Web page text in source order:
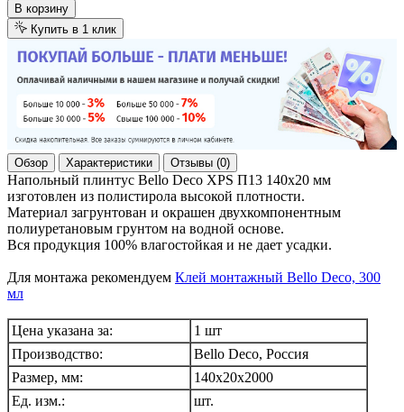
В корзину
Купить в 1 клик
Обзор Характеристики Отзывы (0)
Напольный плинтус Bello Deco XPS П13 140x20 мм
изготовлен из полистирола высокой плотности.
Материал загрунтован и окрашен двухкомпонентным
полиуретановым грунтом на водной основе.
Вся продукция 100% влагостойкая и не дает усадки.
Для монтажа рекомендуем Клей монтажный Bello Deco, 300
мл
Цена указана за:
1 шт
Производство:
Bello Deco, Россия
Размер, мм:
140х20х2000
Ед. изм.:
шт.